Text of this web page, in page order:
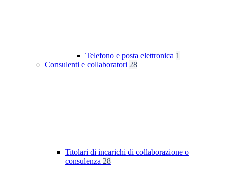
Telefono e posta elettronica 1
Consulenti e collaboratori 28
Titolari di incarichi di collaborazione o
consulenza 28